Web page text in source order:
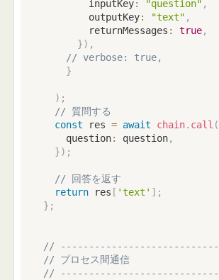
        inputKey
: "question" ,
        outputKey
: "text" ,
        returnMessages
: true,
}) ,
// verbose: true,
}
) ;
// 質問する
const res = await chain. call (
    question
: question,
}) ;
// 回答を返す
return res [ 'text' ] ;
} ;
//
// プロセス間通信
//